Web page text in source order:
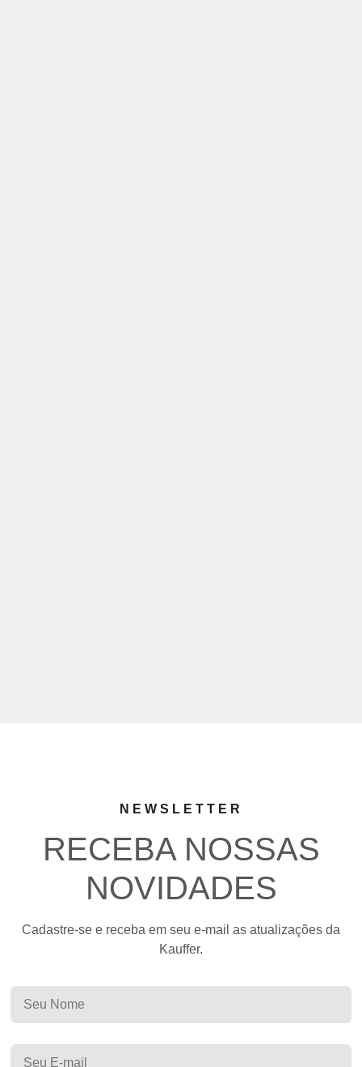
NEWSLETTER
RECEBA NOSSAS
NOVIDADES
Cadastre-se e receba em seu e-mail as atualizações da
Kauffer.